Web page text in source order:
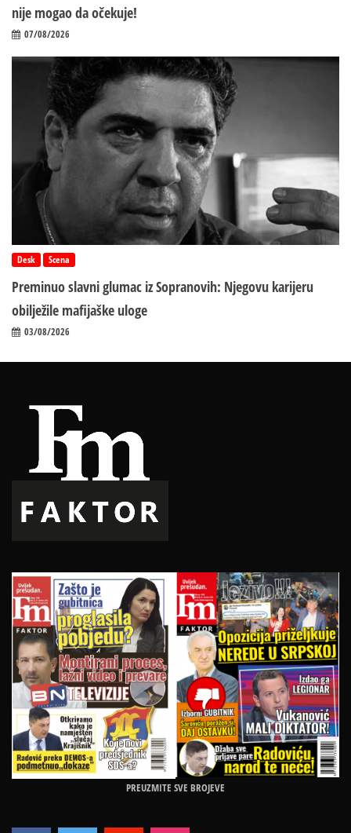
nije mogao da očekuje!
07/08/2026
Desk Scena
Preminuo slavni glumac iz Sopranovih: Njegovu karijeru
obilježile mafijaške uloge
03/08/2026
PREUZMITE SVE BROJEVE